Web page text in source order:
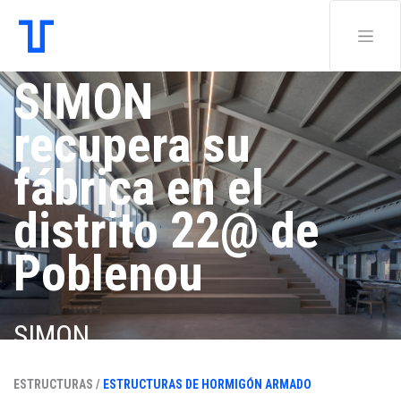
SIMON
recupera su
fábrica en el
distrito 22@ de
Poblenou
SIMON
ESTRUCTURAS / ESTRUCTURAS DE HORMIGÓN ARMADO